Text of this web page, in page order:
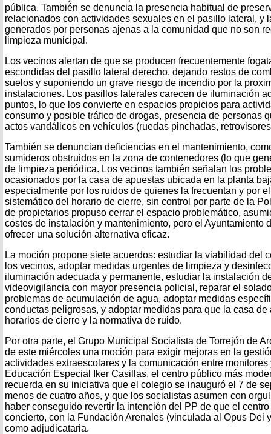
pública. También se denuncia la presencia habitual de
relacionados con actividades sexuales en el pasillo lateral, y
generados por personas ajenas a la comunidad que no son
limpieza municipal.
Los vecinos alertan de que se producen frecuentemente
escondidas del pasillo lateral derecho, dejando restos de
suelos y suponiendo un grave riesgo de incendio por la
instalaciones. Los pasillos laterales carecen de iluminación
puntos, lo que los convierte en espacios propicios para
consumo y posible tráfico de drogas, presencia de personas
actos vandálicos en vehículos (ruedas pinchadas,
También se denuncian deficiencias en el mantenimiento,
sumideros obstruidos en la zona de contenedores (lo que
de limpieza periódica. Los vecinos también señalan los
ocasionados por la casa de apuestas ubicada en la planta
especialmente por los ruidos de quienes la frecuentan y por
sistemático del horario de cierre, sin control por parte de la
de propietarios propuso cerrar el espacio problemático,
costes de instalación y mantenimiento, pero el Ayuntamiento
ofrecer una solución alternativa eficaz.
La moción propone siete acuerdos: estudiar la viabilidad del
los vecinos, adoptar medidas urgentes de limpieza y
iluminación adecuada y permanente, estudiar la instalación
videovigilancia con mayor presencia policial, reparar el
problemas de acumulación de agua, adoptar medidas
conductas peligrosas, y adoptar medidas para que la casa de
horarios de cierre y la normativa de ruido.
Por otra parte, el Grupo Municipal Socialista de Torrejón de
de este miércoles una moción para exigir mejoras en la
actividades extraescolares y la comunicación entre
Educación Especial Iker Casillas, el centro público más
recuerda en su iniciativa que el colegio se inauguró el 7 de
menos de cuatro años, y que los socialistas asumen con
haber conseguido revertir la intención del PP de que el
concierto, con la Fundación Arenales (vinculada al Opus Dei
como adjudicataria.